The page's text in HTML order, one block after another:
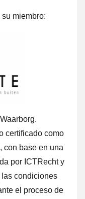
miembro:
certificado como
con base en una
por ICTRecht y
las condiciones
el proceso de